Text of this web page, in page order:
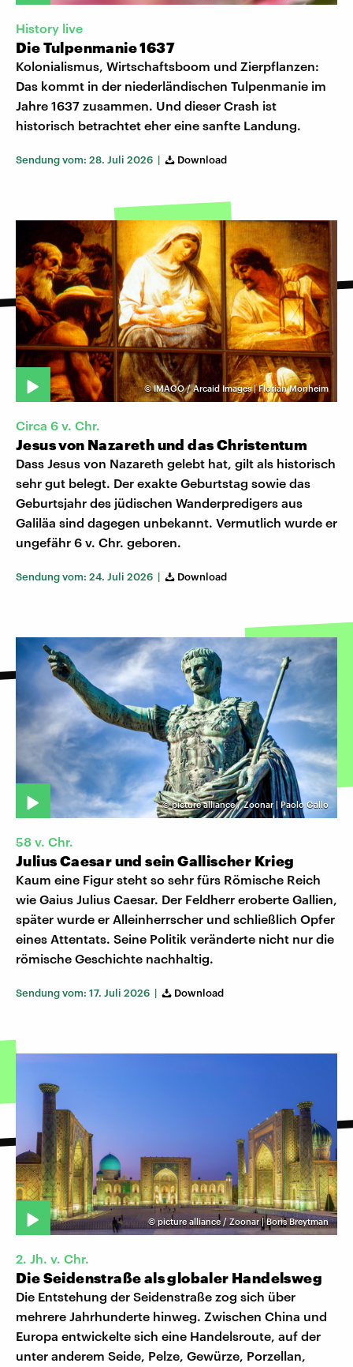
History live
Die Tulpenmanie 1637
Kolonialismus, Wirtschaftsboom und Zierpflanzen:
Das kommt in der niederländischen Tulpenmanie im
Jahre 1637 zusammen. Und dieser Crash ist
historisch betrachtet eher eine sanfte Landung.
Sendung vom: 28. Juli 2026 | Download
©IMAGO / Arcaid Images | Florian Monheim
Circa 6 v. Chr.
Jesus von Nazareth und das Christentum
Dass Jesus von Nazareth gelebt hat, gilt als historisch
sehr gut belegt. Der exakte Geburtstag sowie das
Geburtsjahr des jüdischen Wanderpredigers aus
Galiläa sind dagegen unbekannt. Vermutlich wurde er
ungefähr 6 v. Chr. geboren.
Sendung vom: 24. Juli 2026 | Download
©picture alliance / Zoonar | Paolo Gallo
58 v. Chr.
Julius Caesar und sein Gallischer Krieg
Kaum eine Figur steht so sehr fürs Römische Reich
wie Gaius Julius Caesar. Der Feldherr eroberte Gallien,
später wurde er Alleinherrscher und schließlich Opfer
eines Attentats. Seine Politik veränderte nicht nur die
römische Geschichte nachhaltig.
Sendung vom: 17. Juli 2026 | Download
©picture alliance / Zoonar | Boris Breytman
2. Jh. v. Chr.
Die Seidenstraße als globaler Handelsweg
Die Entstehung der Seidenstraße zog sich über
mehrere Jahrhunderte hinweg. Zwischen China und
Europa entwickelte sich eine Handelsroute, auf der
unter anderem Seide, Pelze, Gewürze, Porzellan,